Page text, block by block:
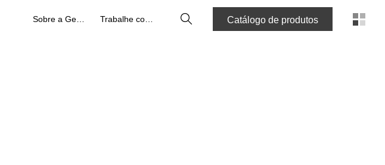
PesquisaCatálogo de produtos